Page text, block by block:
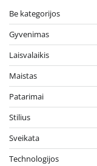
Be kategorijos
Gyvenimas
Laisvalaikis
Maistas
Patarimai
Stilius
Sveikata
Technologijos